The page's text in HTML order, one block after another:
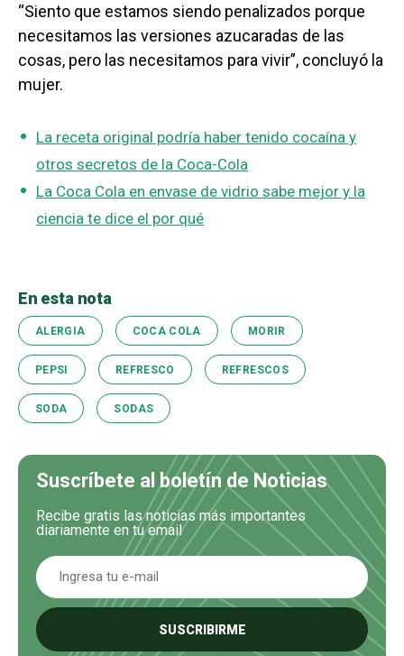
“Siento que estamos siendo penalizados porque
necesitamos las versiones azucaradas de las
cosas, pero las necesitamos para vivir”, concluyó la
mujer.
La receta original podría haber tenido cocaína y
otros secretos de la Coca-Cola
La Coca Cola en envase de vidrio sabe mejor y la
ciencia te dice el por qué
En esta nota
ALERGIA COCA COLA MORIR
PEPSI REFRESCO REFRESCOS
SODA SODAS
Suscríbete al boletín de Noticias
Recibe gratis las noticias más importantes
diariamente en tu email
SUSCRIBIRME